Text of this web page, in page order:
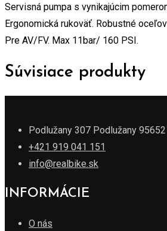
Servisná pumpa s vynikajúcim
Ergonomická rukoväť. Robustné
Pre AV/FV. Max 11bar/ 160 PSI.
Súvisiace produkty
Podlužany 307 Podlužany 95652
+421 919 041 151
info@realbike.sk
INFORMÁCIE
O nás